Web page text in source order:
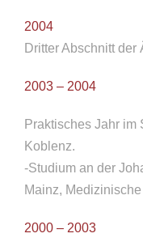
2004
Dritter Abschnitt der
2003 – 2004
Praktisches Jahr im
Koblenz.
-Studium an der
Mainz,
2000 – 2003